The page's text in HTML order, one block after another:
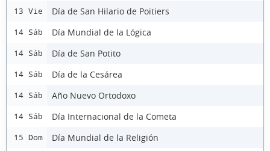
13 Vie Día de San Hilario de Poitiers
14 Sáb Día Mundial de la Lógica
14 Sáb Día de San Potito
14 Sáb Día de la Cesárea
14 Sáb Año Nuevo Ortodoxo
14 Sáb Día Internacional de la Cometa
15 Dom Día Mundial de la Religión